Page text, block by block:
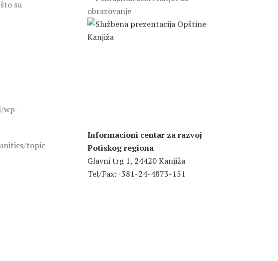
su
wp-
topic-
Informacioni centar za razvoj
Potiskog regiona
Glavni trg 1, 24420 Kanjiža
Tel/Fax:+381-24-4873-151